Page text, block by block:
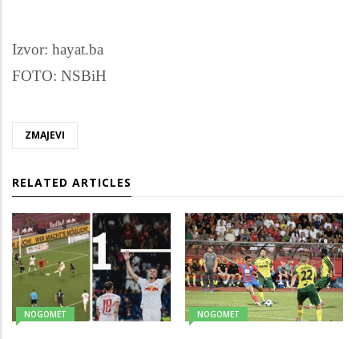
Izvor: hayat.ba
FOTO: NSBiH
ZMAJEVI
RELATED ARTICLES
NOGOMET NOGOMET